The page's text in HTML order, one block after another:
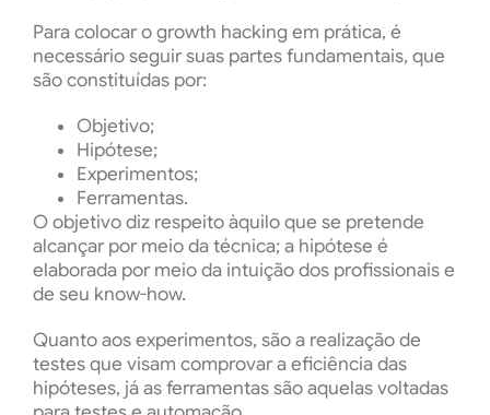
Para colocar o growth hacking em prática, é
necessário seguir suas partes fundamentais, que
são constituídas por:
Objetivo;
Hipótese;
Experimentos;
Ferramentas.
Oobjetivodiz respeito àquilo que se pretende
alcançar por meio da técnica; a hipótese é
elaborada por meio da intuição dos profissionais e
de seu know-how.
Quanto aosexperimentos, são a realização de
testes que visam comprovar a eficiência das
hipóteses, já asferramentassão aquelas voltadas